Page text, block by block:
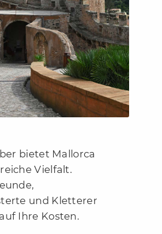
Märkte
bietet Mallorca
Vielfalt.
und Kletterer
Ihre Kosten.